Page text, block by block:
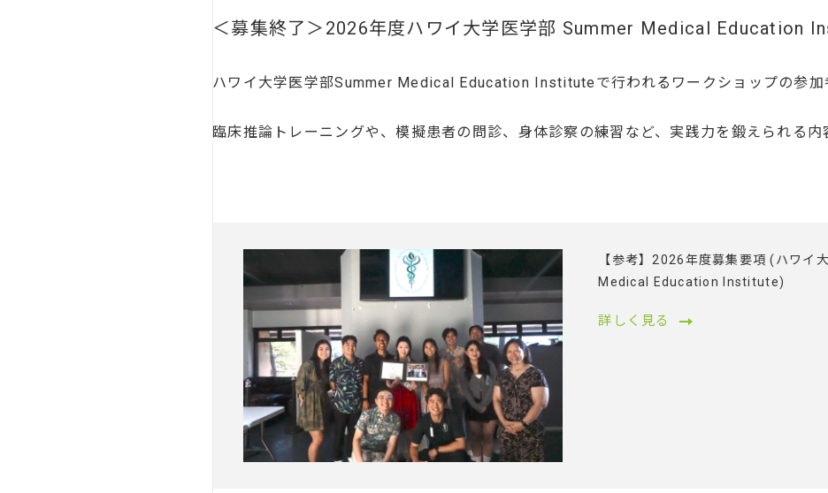
＜募集終了＞2026年度ハワイ大学医学部 Summer Medical Education
ハワイ大学医学部Summer Medical Education Instituteで行われるワークショップの参加
臨床推論トレーニングや、模擬患者の問診、身体診察の練習など、実践力を鍛えられる内
【参考】2026年度募集要項 (ハワイ
Medical Education Institute)
詳しく見る